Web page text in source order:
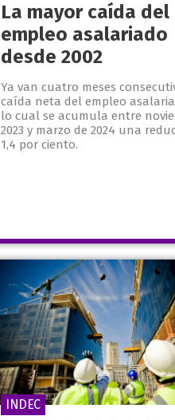
La mayor caída del
empleo asalariado
desde 2002
Ya van cuatro meses
caída neta del empleo
lo cual se acumula entre
2023 y marzo de 2024 una
1,4 por ciento.
INDEC